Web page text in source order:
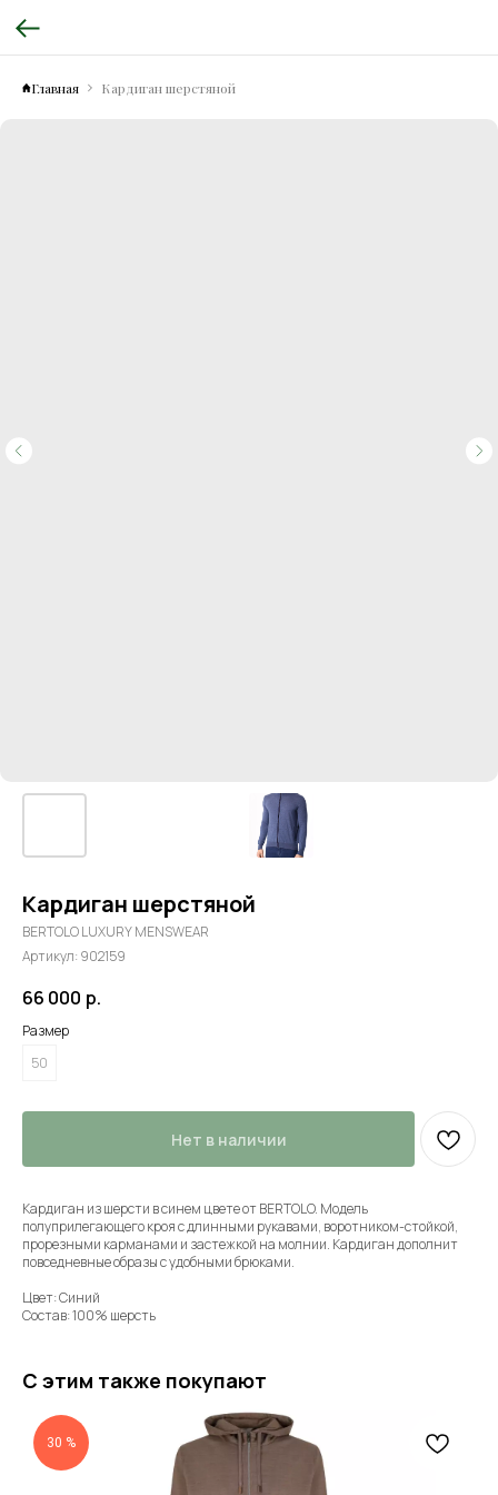
Главная Кардиган шерстяной
Кардиган шерстяной
BERTOLO LUXURY MENSWEAR
Артикул: 902159
66 000 р.
Размер
50
Нет в наличии
Кардиган из шерсти в синем цвете от BERTOLO. Модель
полуприлегающего кроя с длинными рукавами, воротником-стойкой,
прорезными карманами и застежкой на молнии. Кардиган дополнит
повседневные образы с удобными брюками.
Цвет: Синий
Состав: 100% шерсть
С этим также покупают
30 %